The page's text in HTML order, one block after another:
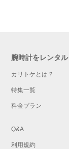
腕時計をレンタル
カリトケとは？
特集一覧
料金プラン
Q&A
利用規約